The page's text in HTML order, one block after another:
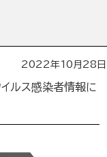
2022年10月28日
ルス感染者情報に